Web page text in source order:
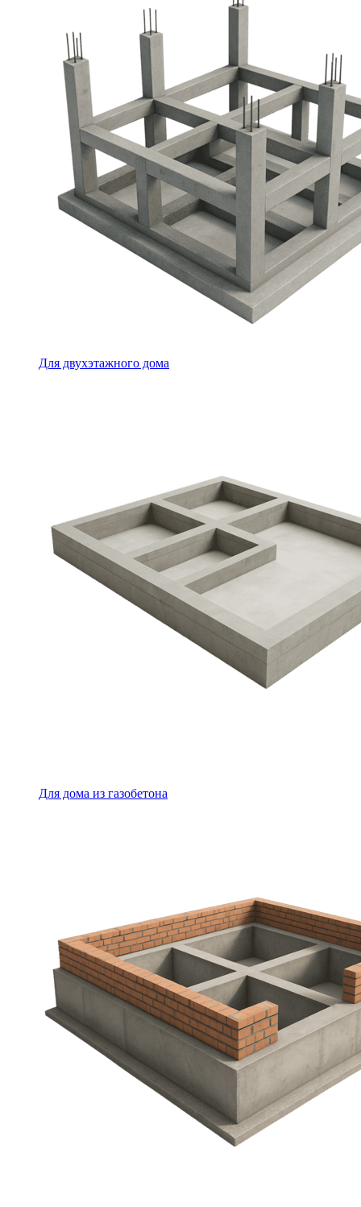
Для двухэтажного дома
Для дома из газобетона